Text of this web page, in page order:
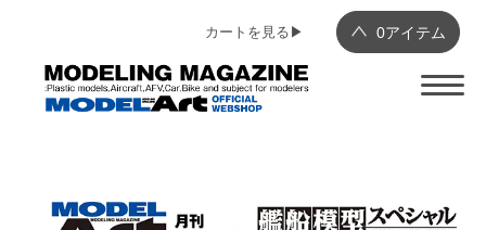
0アイテム
カートを見る▶︎